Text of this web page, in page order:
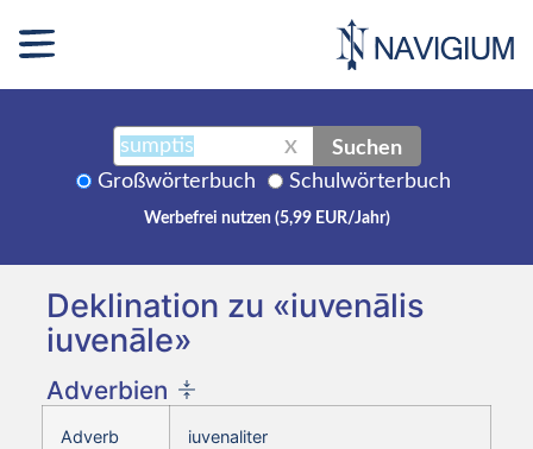
X Suchen
Großwörterbuch Schulwörterbuch
Werbefrei nutzen (5,99 EUR/Jahr)
Deklination zu «iuvenālis
iuvenāle»
Adverbien
Adverb
iuvenaliter